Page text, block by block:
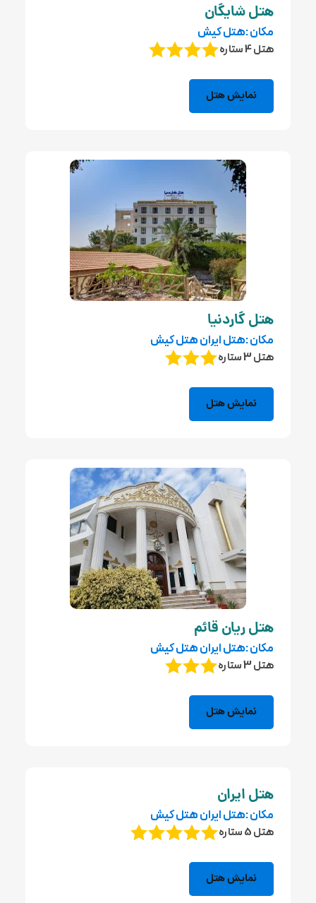
هتل شایگان
مکان :هتل کیش
هتل 4 ستاره
نمایش هتل
هتل گاردنیا
مکان :هتل ایران هتل کیش
هتل 3 ستاره
نمایش هتل
هتل ریان قائم
مکان :هتل ایران هتل کیش
هتل 3 ستاره
نمایش هتل
هتل ایران
مکان :هتل ایران هتل کیش
هتل 5 ستاره
نمایش هتل